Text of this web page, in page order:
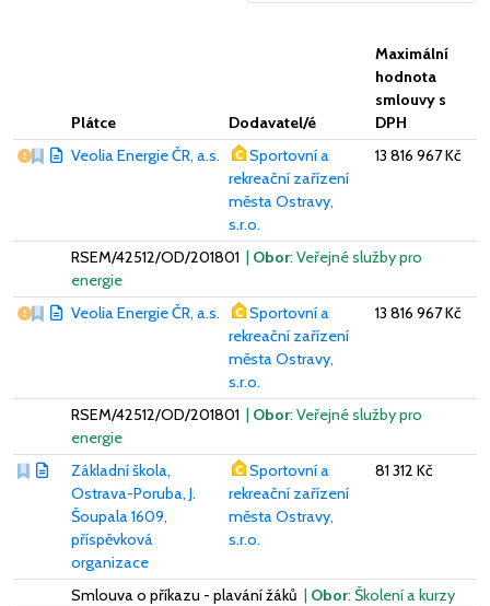
Plátce Dodavatel/é
Maximální
hodnota
smlouvy s
DPH
Vážný nedostatek
Veolia Energie ČR, a.s.
Sportovní a
rekreační zařízení
města Ostravy,
s.r.o.
13 816 967 Kč
RSEM/42512/OD/201801 | Obor: Veřejné služby pro
energie
Vážný nedostatek
Veolia Energie ČR, a.s.
Sportovní a
rekreační zařízení
města Ostravy,
s.r.o.
13 816 967 Kč
RSEM/42512/OD/201801 | Obor: Veřejné služby pro
energie
Základní škola,
Ostrava-Poruba, J.
Šoupala 1609,
příspěvková
organizace
Sportovní a
rekreační zařízení
města Ostravy,
s.r.o.
81 312 Kč
Smlouva o příkazu - plavání žáků | Obor: Školení a kurzy